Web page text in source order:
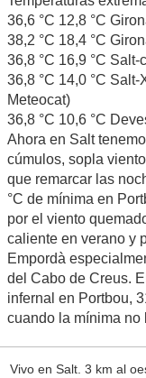
36,6 °C 12,8 °C
38,2 °C 18,4 °C
36,8 °C 16,9 °C Salt-
36,8 °C 14,0 °C
Meteocat)
36,8 °C 10,6 °C
Ahora en Salt
cúmulos, sopla
que remarcar las
°C de mínima en
por el viento
caliente en verano y
Empordà
del Cabo de Creus.
infernal en Portbou,
cuando la mínima no
Vivo en Salt. 3 km al